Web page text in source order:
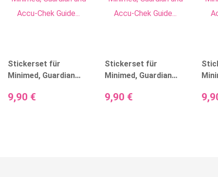
Stickerset für
Minimed, Guardian
- Artwork
9,90 €
Stickerset für
Minimed, Guardian
- Black Circles
9,90 €
-